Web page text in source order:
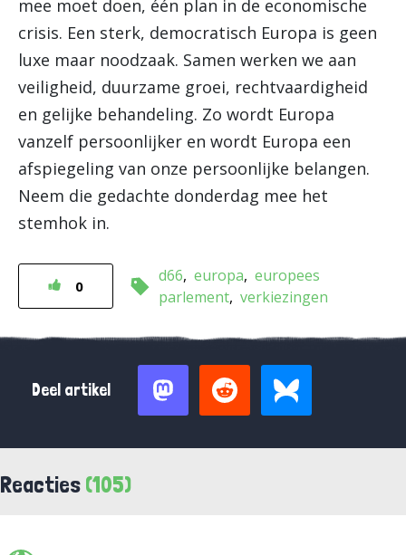
mee moet doen, één plan in de economische
crisis. Een sterk, democratisch Europa is geen
luxe maar noodzaak. Samen werken we aan
veiligheid, duurzame groei, rechtvaardigheid
en gelijke behandeling. Zo wordt Europa
vanzelf persoonlijker en wordt Europa een
afspiegeling van onze persoonlijke belangen.
Neem die gedachte donderdag mee het
stemhok in.
0
d66 europa europees
parlement verkiezingen
Deel artikel
Reacties (105)